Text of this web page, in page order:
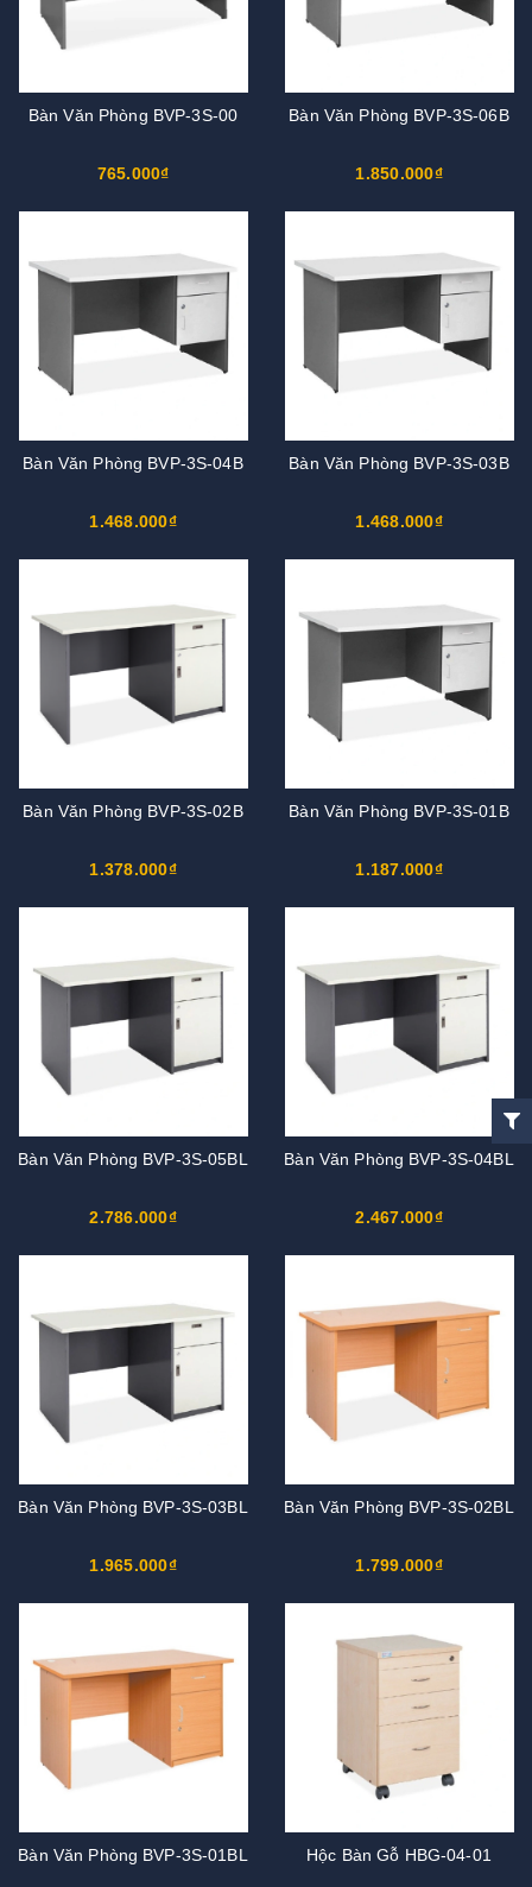
Bàn Văn Phòng BVP-3S-00
765.000₫
Bàn Văn Phòng BVP-3S-06B
1.850.000₫
Bàn Văn Phòng BVP-3S-04B
1.468.000₫
Bàn Văn Phòng BVP-3S-03B
1.468.000₫
Bàn Văn Phòng BVP-3S-02B
1.378.000₫
Bàn Văn Phòng BVP-3S-01B
1.187.000₫
Bàn Văn Phòng BVP-3S-05BL
2.786.000₫
Bàn Văn Phòng BVP-3S-04BL
2.467.000₫
Bàn Văn Phòng BVP-3S-03BL
1.965.000₫
Bàn Văn Phòng BVP-3S-02BL
1.799.000₫
Bàn Văn Phòng BVP-3S-01BL Hộc Bàn Gỗ HBG-04-01